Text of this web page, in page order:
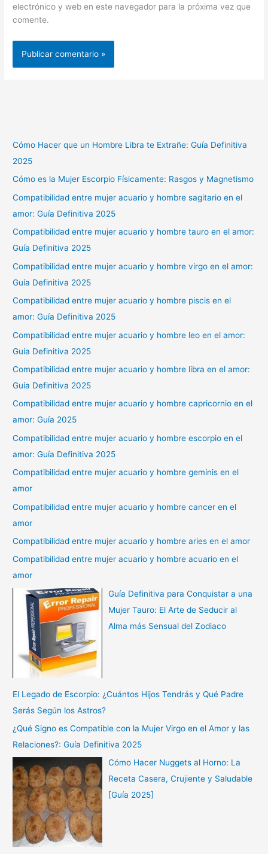
electrónico y web en este navegador para la próxima vez que
comente.
Cómo Hacer que un Hombre Libra te Extrañe: Guía Definitiva
2025
Cómo es la Mujer Escorpio Físicamente: Rasgos y Magnetismo
Compatibilidad entre mujer acuario y hombre sagitario en el
amor: Guía Definitiva 2025
Compatibilidad entre mujer acuario y hombre tauro en el amor:
Guía Definitiva 2025
Compatibilidad entre mujer acuario y hombre virgo en el amor:
Guía Definitiva 2025
Compatibilidad entre mujer acuario y hombre piscis en el
amor: Guía Definitiva 2025
Compatibilidad entre mujer acuario y hombre leo en el amor:
Guía Definitiva 2025
Compatibilidad entre mujer acuario y hombre libra en el amor:
Guía Definitiva 2025
Compatibilidad entre mujer acuario y hombre capricornio en el
amor: Guía 2025
Compatibilidad entre mujer acuario y hombre escorpio en el
amor: Guía Definitiva 2025
Compatibilidad entre mujer acuario y hombre geminis en el
amor
Compatibilidad entre mujer acuario y hombre cancer en el
amor
Compatibilidad entre mujer acuario y hombre aries en el amor
Compatibilidad entre mujer acuario y hombre acuario en el
amor
Guía Definitiva para Conquistar a una
Mujer Tauro: El Arte de Seducir al
Alma más Sensual del Zodiaco
El Legado de Escorpio: ¿Cuántos Hijos Tendrás y Qué Padre
Serás Según los Astros?
¿Qué Signo es Compatible con la Mujer Virgo en el Amor y las
Relaciones?: Guía Definitiva 2025
Cómo Hacer Nuggets al Horno: La
Receta Casera, Crujiente y Saludable
[Guía 2025]